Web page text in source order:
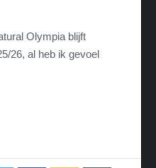
Olympia blijft
26, al heb ik gevoel